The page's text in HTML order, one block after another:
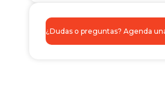
¿Dudas o preguntas? Agenda